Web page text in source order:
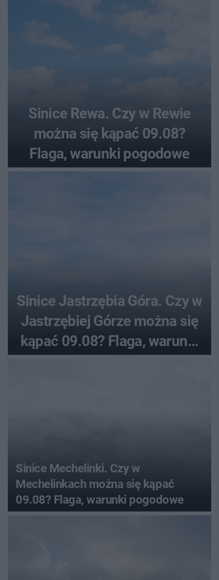
Sinice Rewa. Czy w Rewie
można się kąpać 09.08?
Flaga, warunki pogodowe
Sinice Jastrzębia Góra. Czy w
Jastrzębiej Górze można się
kąpać 09.08? Flaga, warunki
pogodowe
Sinice Mechelinki. Czy w
Mechelinkach można się kąpać
09.08? Flaga, warunki pogodowe